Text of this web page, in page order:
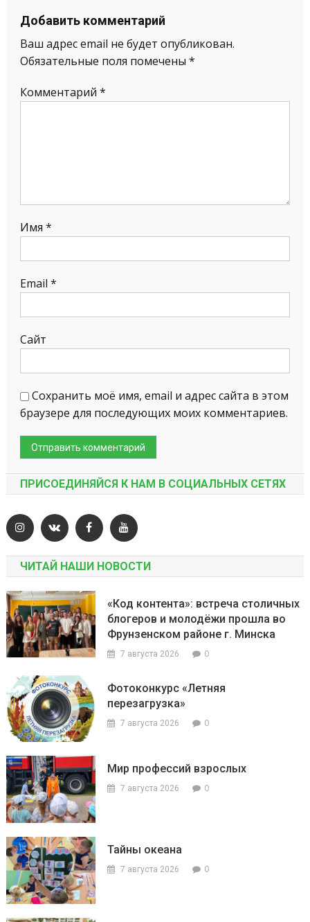
Добавить комментарий
Ваш адрес email не будет опубликован.
Обязательные поля помечены *
Комментарий *
Имя *
Email *
Сайт
Сохранить моё имя, email и адрес сайта в этом
браузере для последующих моих комментариев.
ПРИСОЕДИНЯЙСЯ К НАМ В СОЦИАЛЬНЫХ СЕТЯХ
ЧИТАЙ НАШИ НОВОСТИ
«Код контента»: встреча столичных
блогеров и молодёжи прошла во
Фрунзенском районе г. Минска
7 августа 2026 0
Фотоконкурс «Летняя
перезагрузка»
7 августа 2026 0
Мир профессий взрослых
7 августа 2026 0
Тайны океана
7 августа 2026 0